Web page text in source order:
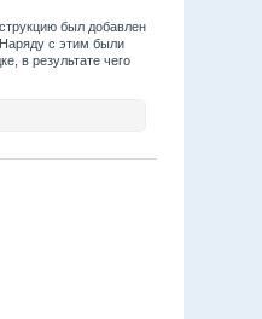
был добавлен
Наряду с этим были
в результате чего